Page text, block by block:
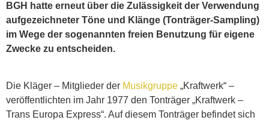
BGH hatte erneut über die Zulässigkeit der Verwendung
aufgezeichneter Töne und Klänge (Tonträger-Sampling)
im Wege der sogenannten freien Benutzung für eigene
Zwecke zu entscheiden.
Die Kläger – Mitglieder der Musikgruppe „Kraftwerk“ –
veröffentlichten im Jahr 1977 den Tonträger „Kraftwerk –
Trans Europa Express“. Auf diesem Tonträger befindet sich